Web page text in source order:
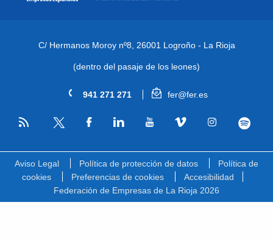
C/ Hermanos Moroy nº8, 26001 Logroño - La Rioja
(dentro del pasaje de los leones)
941 271 271 fer@fer.es
RSS
Aviso Legal Política de protección de datos
Política de
cookies
Preferencias de cookies
Accesibilidad
Federación de Empresas de La Rioja 2026